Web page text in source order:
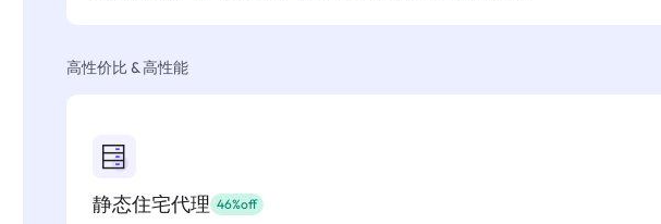
高性价比 & 高性能
静态住宅代理 46%off